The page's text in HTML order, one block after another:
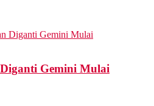
Gemini Mulai